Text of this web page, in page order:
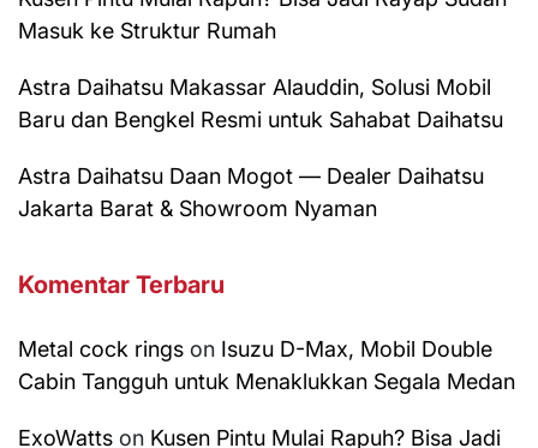
Masuk ke Struktur Rumah
Astra Daihatsu Makassar Alauddin, Solusi Mobil
Baru dan Bengkel Resmi untuk Sahabat Daihatsu
Astra Daihatsu Daan Mogot — Dealer Daihatsu
Jakarta Barat & Showroom Nyaman
Komentar Terbaru
Metal cock rings on Isuzu D-Max, Mobil Double
Cabin Tangguh untuk Menaklukkan Segala Medan
ExoWatts on Kusen Pintu Mulai Rapuh? Bisa Jadi